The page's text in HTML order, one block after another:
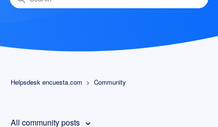
Helpsdesk encuesta.com Community
All community posts